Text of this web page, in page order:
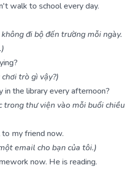
walk to school every day.
đi bộ đến trường mỗi ngày.
trò gì vậy?)
in the library every afternoon?
trong thư viện vào mỗi buổi chiều
my friend now.
email cho bạn của tôi.)
now. He is reading.